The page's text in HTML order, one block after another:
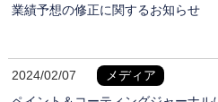
業績予想の修正に関するお知らせ
2024/02/07
メディア